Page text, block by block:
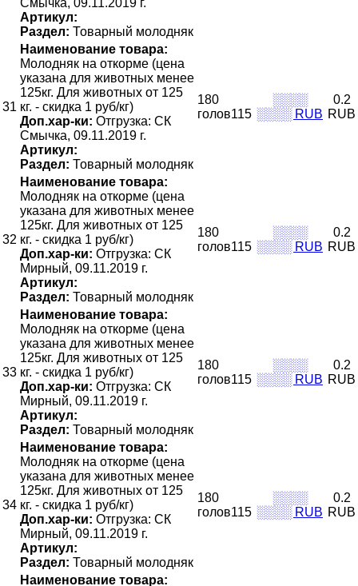
Артикул:
Раздел: Товарный молодняк
31
Наименование товара:
Молодняк на откорме (цена
указана для животных менее
125кг. Для животных от 125
кг. - скидка 1 руб/кг)
Доп.хар-ки: Отгрузка: СК
Смычка, 09.11.2019 г.
Артикул:
Раздел: Товарный молодняк
180
голов115
░░░░
░░░░ RUB
0.2
RUB
32
Наименование товара:
Молодняк на откорме (цена
указана для животных менее
125кг. Для животных от 125
кг. - скидка 1 руб/кг)
Доп.хар-ки: Отгрузка: СК
Мирный, 09.11.2019 г.
Артикул:
Раздел: Товарный молодняк
180
голов115
░░░░
░░░░ RUB
0.2
RUB
33
Наименование товара:
Молодняк на откорме (цена
указана для животных менее
125кг. Для животных от 125
кг. - скидка 1 руб/кг)
Доп.хар-ки: Отгрузка: СК
Мирный, 09.11.2019 г.
Артикул:
Раздел: Товарный молодняк
180
голов115
░░░░
░░░░ RUB
0.2
RUB
34
Наименование товара:
Молодняк на откорме (цена
указана для животных менее
125кг. Для животных от 125
кг. - скидка 1 руб/кг)
Доп.хар-ки: Отгрузка: СК
Мирный, 09.11.2019 г.
Артикул:
Раздел: Товарный молодняк
180
голов115
░░░░
░░░░ RUB
0.2
RUB
Наименование товара: